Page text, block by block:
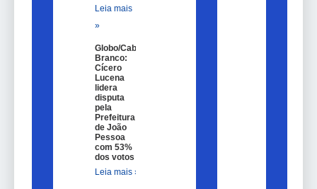
Leia mais
»
Globo/Cabo
Branco:
Cícero
Lucena
lidera
disputa
pela
Prefeitura
de João
Pessoa
com 53%
dos votos
Leia mais »